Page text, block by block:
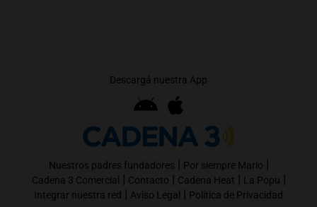
Descargá nuestra App
Nuestros padres fundadores | Por siempre Mario |
Cadena 3 Comercial | Contacto | Cadena Heat | La Popu |
Integrar nuestra red | Aviso Legal | Política de Privacidad